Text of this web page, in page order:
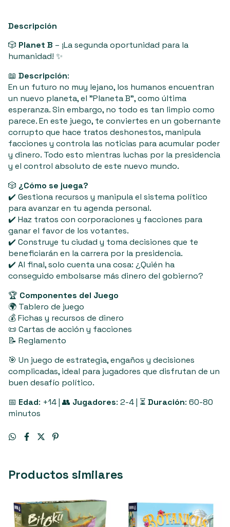
Descripción
🎲 Planet B – ¡La segunda oportunidad para la
humanidad! ✨
📖 Descripción:
En un futuro no muy lejano, los humanos encuentran
un nuevo planeta, el "Planeta B", como última
esperanza. Sin embargo, no todo es tan limpio como
parece. En este juego, te conviertes en un gobernante
corrupto que hace tratos deshonestos, manipula
facciones y controla las noticias para acumular poder
y dinero. Todo esto mientras luchas por la presidencia
y el control absoluto de este nuevo mundo.
🎲 ¿Cómo se juega?
✔️ Gestiona recursos y manipula el sistema político
para avanzar en tu agenda personal.
✔️ Haz tratos con corporaciones y facciones para
ganar el favor de los votantes.
✔️ Construye tu ciudad y toma decisiones que te
beneficiarán en la carrera por la presidencia.
✔️ Al final, solo cuenta una cosa: ¿Quién ha
conseguido embolsarse más dinero del gobierno?
🏆 Componentes del Juego
🌍 Tablero de juego
💰 Fichas y recursos de dinero
📜 Cartas de acción y facciones
📝 Reglamento
🎯 Un juego de estrategia, engaños y decisiones
complicadas, ideal para jugadores que disfrutan de un
buen desafío político.
📅 Edad: +14 | 👥 Jugadores: 2-4 | ⏳ Duración: 60-80
minutos
Productos similares